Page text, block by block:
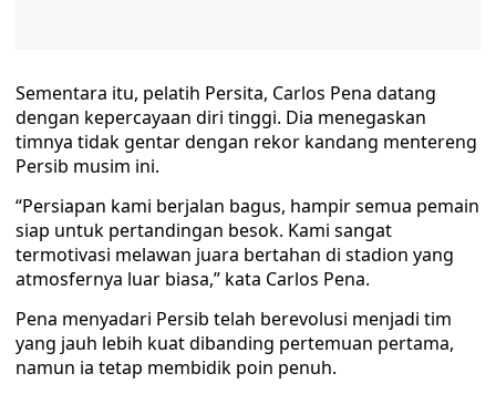
Sementara itu, pelatih Persita, Carlos Pena datang
dengan kepercayaan diri tinggi. Dia menegaskan
timnya tidak gentar dengan rekor kandang mentereng
Persib musim ini.
“Persiapan kami berjalan bagus, hampir semua pemain
siap untuk pertandingan besok. Kami sangat
termotivasi melawan juara bertahan di stadion yang
atmosfernya luar biasa,” kata Carlos Pena.
Pena menyadari Persib telah berevolusi menjadi tim
yang jauh lebih kuat dibanding pertemuan pertama,
namun ia tetap membidik poin penuh.